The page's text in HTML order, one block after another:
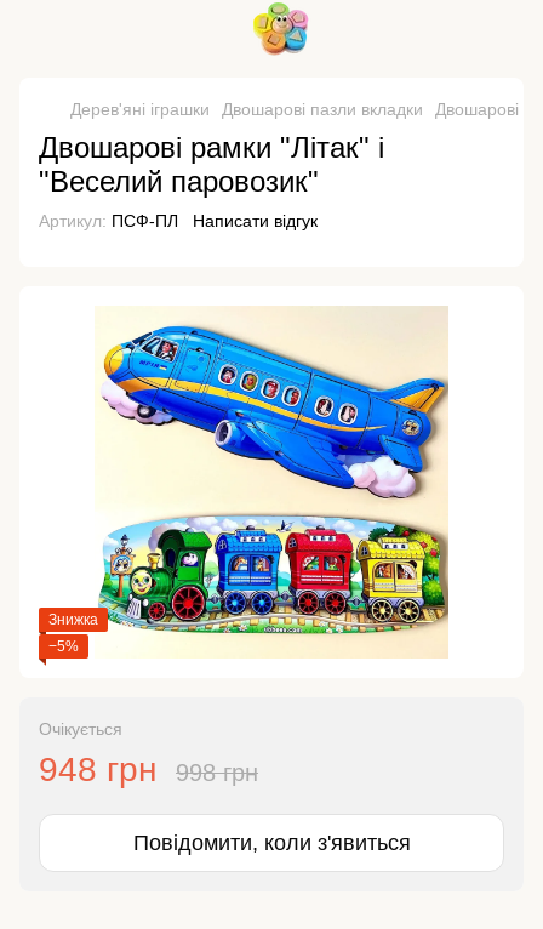
Дерев'яні іграшки Двошарові пазли вкладки Двошарові
Двошарові рамки "Літак" і
"Веселий паровозик"
Артикул: ПСФ-ПЛ Написати відгук
Знижка
−5%
Очікується
948 грн 998 грн
Повідомити, коли з'явиться